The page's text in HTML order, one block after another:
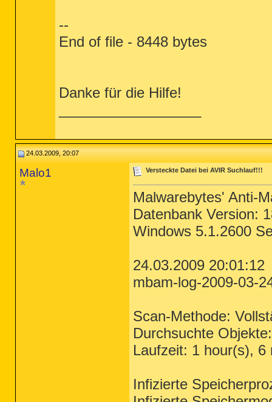
--
End of file - 8448 bytes
Danke für die Hilfe!
24.03.2009, 20:07
Malo1 Versteckte Datei bei AVIR Suchlauf!!!
Malwarebytes' Anti-
Datenbank Version:
Windows 5.1.2600
24.03.2009 20:01:12
mbam-log-2009-03-
Scan-Methode:
Durchsuchte
Laufzeit: 1 hour(s),
Infizierte